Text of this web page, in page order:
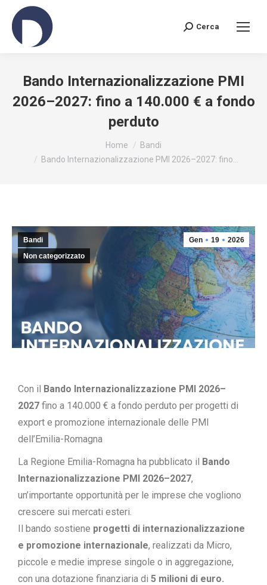
Cerca
Bando Internazionalizzazione PMI
2026–2027: fino a 140.000 € a fondo
perduto
Home
Bandi
Bando Internazionalizzazione PMI 2026–2027: fino…
Gen 19 2026
Bandi
Non categorizzato
Con il Bando Internazionalizzazione PMI 2026–
2027 fino a 140.000 € a fondo perduto per progetti di
export e promozione internazionale delle PMI
dell’Emilia-Romagna
La Regione Emilia-Romagna ha pubblicato il Bando
Internazionalizzazione PMI 2026–2027,
un’importante opportunità per le imprese che vogliono
crescere sui mercati esteri.
Il bando sostiene progetti di internazionalizzazione
e promozione internazionale, realizzati da Micro,
piccole e medie imprese singole o in aggregazione,
con una dotazione finanziaria di 5 milioni di euro.